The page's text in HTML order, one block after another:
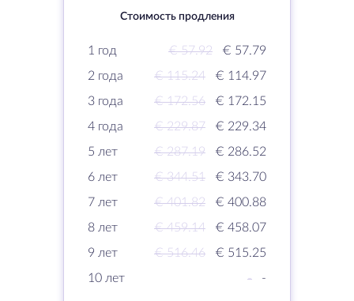
Стоимость продления
1 год € 57.92
€ 57.79
2 года
€ 115.24
€ 114.97
3 года
€ 172.56
€ 172.15
4 года
€ 229.87
€ 229.34
5 лет
€ 287.19
€ 286.52
6 лет
€ 344.51
€ 343.70
7 лет
€ 401.82
€ 400.88
8 лет
€ 459.14
€ 458.07
9 лет
€ 516.46
€ 515.25
10 лет
- -